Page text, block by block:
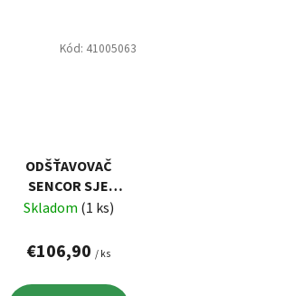
ODŠŤAVOVAČ
SENCOR SJE
5050SS
Skladom (1 ks)
€106,90 / ks
Kód: 41005063